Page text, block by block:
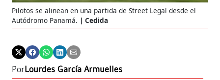
Pilotos se alinean en una partida de Street Legal desde el
Autódromo Panamá.
Cedida
PorLourdes García Armuelles